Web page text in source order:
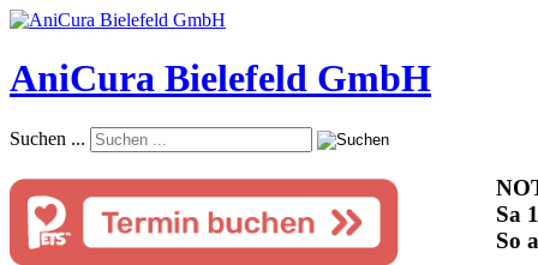
AniCura Bielefeld GmbH
Suchen ...
Sa
So